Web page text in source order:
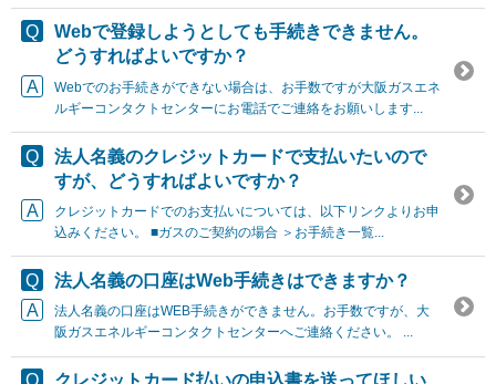
Webで登録しようとしても手続きできません。
どうすればよいですか？
Webでのお手続きができない場合は、お手数ですが大阪ガスエネ
ルギーコンタクトセンターにお電話でご連絡をお願いします...
法人名義のクレジットカードで支払いたいので
すが、どうすればよいですか？
クレジットカードでのお支払いについては、以下リンクよりお申
込みください。 ■ガスのご契約の場合 ＞お手続き一覧...
法人名義の口座はWeb手続きはできますか？
法人名義の口座はWEB手続きができません。お手数ですが、大
阪ガスエネルギーコンタクトセンターへご連絡ください。 ...